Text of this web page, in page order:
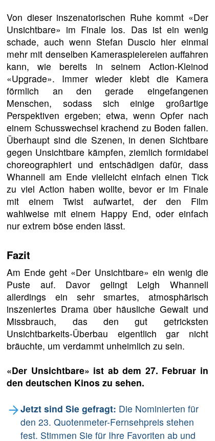
Von dieser inszenatorischen Ruhe kommt «Der
Unsichtbare» im Finale los. Das ist ein wenig
schade, auch wenn Stefan Duscio hier einmal
mehr mit denselben Kameraspielereien auffahren
kann, wie bereits in seinem Action-Kleinod
«Upgrade». Immer wieder klebt die Kamera
förmlich an den gerade eingefangenen
Menschen, sodass sich einige großartige
Perspektiven ergeben; etwa, wenn Opfer nach
einem Schusswechsel krachend zu Boden fallen.
Überhaupt sind die Szenen, in denen Sichtbare
gegen Unsichtbare kämpfen, ziemlich formidabel
choreographiert und entschädigen dafür, dass
Whannell am Ende vielleicht einfach einen Tick
zu viel Action haben wollte, bevor er im Finale
mit einem Twist aufwartet, der den Film
wahlweise mit einem Happy End, oder einfach
nur extrem böse enden lässt.
Fazit
Am Ende geht «Der Unsichtbare» ein wenig die
Puste auf. Davor gelingt Leigh Whannell
allerdings ein sehr smartes, atmosphärisch
inszeniertes Drama über häusliche Gewalt und
Missbrauch, das den gut getricksten
Unsichtbarkeits-Überbau eigentlich gar nicht
bräuchte, um verdammt unheimlich zu sein.
«Der Unsichtbare» ist ab dem 27. Februar in
den deutschen Kinos zu sehen.
Jetzt sind Sie gefragt: Die Nominierten für
den 23. Quotenmeter-Fernsehpreis stehen
fest. Stimmen Sie für Ihre Favoriten ab und